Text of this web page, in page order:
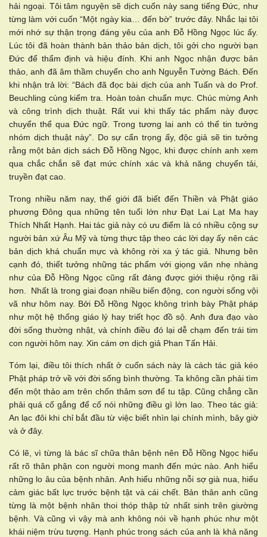
hải ngoại. Tôi tâm nguyện sẽ dịch cuốn này sang tiếng Đức, như
từng làm với cuốn “Một ngày kia… đến bờ” trước đây. Nhắc lại tôi
mới nhớ sự thận trọng đáng yêu của anh Đỗ Hồng Ngọc lúc ấy.
Lúc tôi đã hoàn thành bản thảo bản dịch, tôi gởi cho người bạn
Đức để thẩm định và hiệu đính. Khi anh Ngọc nhận được bản
thảo, anh đã âm thầm chuyển cho anh Nguyễn Tường Bách. Đến
khi nhận trả lời: “Bách đã đọc bài dịch của anh Tuấn và do Prof.
Beuchling cùng kiểm tra. Hoàn toàn chuẩn mực. Chúc mừng Anh
và công trình dịch thuật. Rất vui khi thấy tác phẩm này được
chuyển thể qua Đức ngữ. Trong tương lai anh có thể tin tưởng
nhóm dịch thuật này”. Do sự cẩn trọng ấy, độc giả sẽ tin tưởng
rằng một bản dịch sách Đỗ Hồng Ngọc, khi được chính anh xem
qua chắc chắn sẽ đạt mức chính xác và khả năng chuyển tải,
truyền đạt cao.
Trong nhiều năm nay, thế giới đã biết đến Thiền và Phật giáo
phương Đông qua những tên tuổi lớn như Đạt Lai Lạt Ma hay
Thích Nhất Hạnh. Hai tác giả này có ưu điểm là có nhiều cộng sự
người bản xứ Âu Mỹ và từng thực tập theo các lời dạy ấy nên các
bản dịch khá chuẩn mực và không rời xa ý tác giả. Nhưng bên
cạnh đó, thiết tưởng những tác phẩm với giọng văn nhẹ nhàng
như của Đỗ Hồng Ngọc cũng rất đáng được giới thiệu rộng rãi
hơn. Nhất là trong giai đoạn nhiều biến động, con người sống vội
vã như hôm nay. Bởi Đỗ Hồng Ngọc không trình bày Phật pháp
như một hệ thống giáo lý hay triết học đồ sộ. Anh đưa đạo vào
đời sống thường nhật, và chính điều đó lại dễ chạm đến trái tim
con người hôm nay. Xin cám ơn dịch giả Phan Tấn Hải.
Tóm lại, điều tôi thích nhất ở cuốn sách này là cách tác giả kéo
Phật pháp trở về với đời sống bình thường. Ta không cần phải tìm
đến một thảo am trên chốn thâm sơn để tu tập. Cũng chẳng cần
phải quá cố gắng để cố nói những điều gì lớn lao. Theo tác giả:
An lạc đôi khi chỉ bắt đầu từ việc biết nhìn lại chính mình, bây giờ
và ở đây.
Có lẽ, vì từng là bác sĩ chữa thân bệnh nên Đỗ Hồng Ngọc hiểu
rất rõ thân phận con người mong manh đến mức nào. Anh hiểu
những lo âu của bệnh nhân. Anh hiểu những nỗi sợ già nua, hiểu
cảm giác bất lực trước bệnh tật và cái chết. Bản thân anh cũng
từng là một bệnh nhân thoi thóp thập tử nhất sinh trên giường
bệnh. Và cũng vì vậy mà anh không nói về hạnh phúc như một
khái niệm trừu tượng. Hạnh phúc trong sách của anh là khả năng